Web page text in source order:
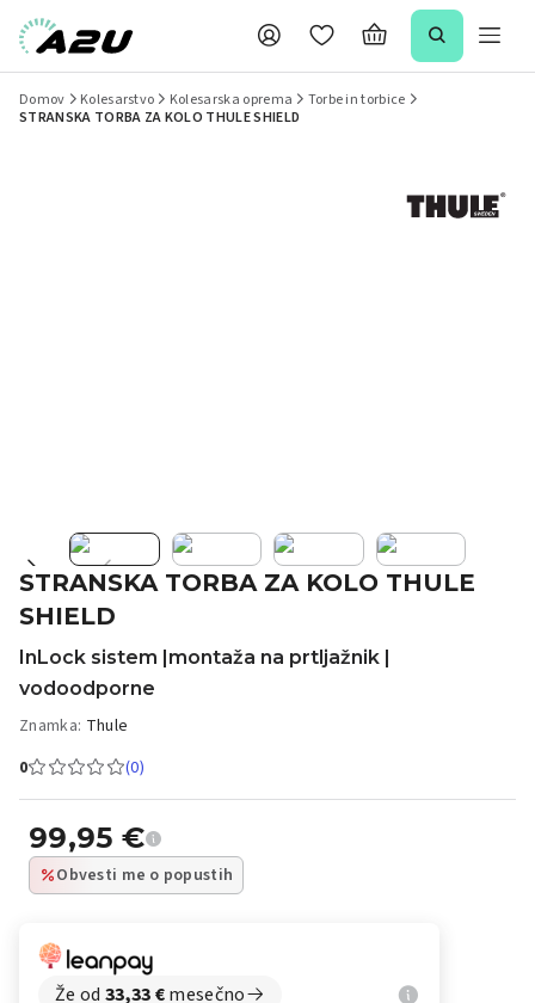
Domov Kolesarstvo Kolesarska oprema
Torbe in torbice
STRANSKA TORBA ZA KOLO THULE SHIELD
STRANSKA TORBA ZA KOLO THULE
SHIELD
InLock sistem |montaža na prtljažnik |
vodoodporne
Znamka: Thule
0
(0)
99,95 €
Obvesti me o popustih
Že od 33,33€mesečno